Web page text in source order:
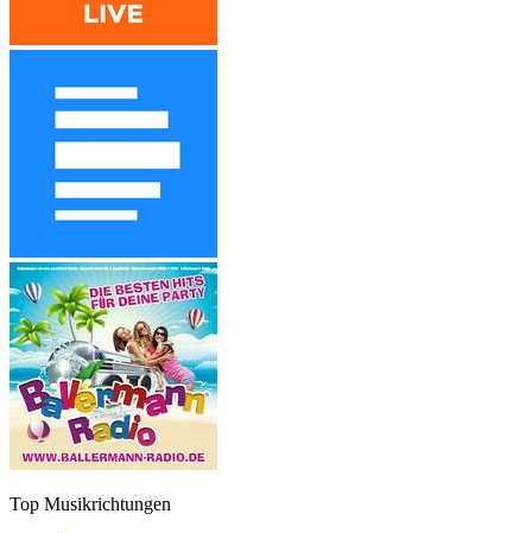
Top Musikrichtungen